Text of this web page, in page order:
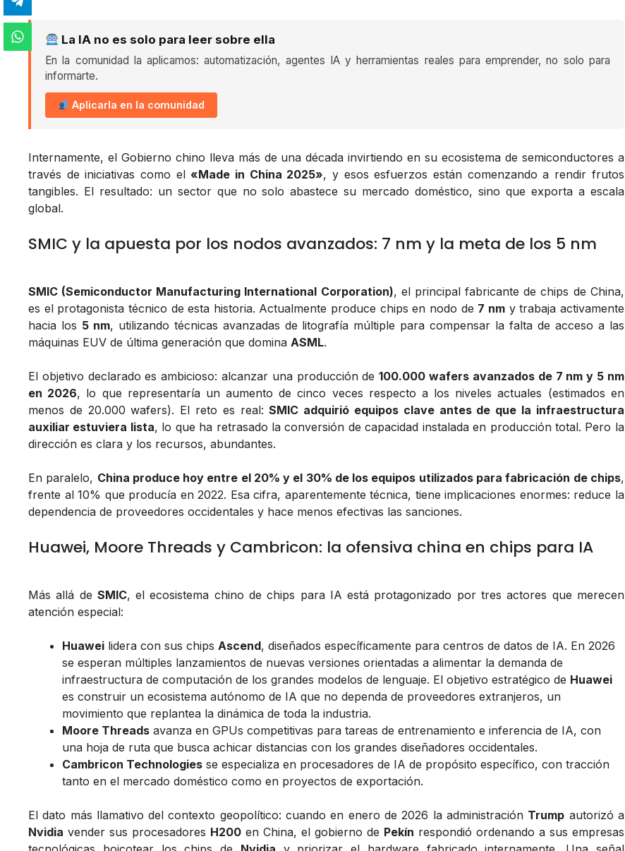
La IA no es solo para leer sobre ella
En la comunidad la aplicamos: automatización, agentes IA y herramientas reales para emprender, no solo para
informarte.
Aplicarla en la comunidad
Internamente, el Gobierno chino lleva más de una década invirtiendo en su ecosistema de semiconductores a
través de iniciativas como el «Made in China 2025», y esos esfuerzos están comenzando a rendir frutos
tangibles. El resultado: un sector que no solo abastece su mercado doméstico, sino que exporta a escala
global.
SMIC y la apuesta por los nodos avanzados: 7 nm y la meta de los 5 nm
SMIC (Semiconductor Manufacturing International Corporation), el principal fabricante de chips de China,
es el protagonista técnico de esta historia. Actualmente produce chips en nodo de 7 nmy trabaja activamente
hacia los 5 nm, utilizando técnicas avanzadas de litografía múltiple para compensar la falta de acceso a las
máquinas EUV de última generación que domina ASML.
El objetivo declarado es ambicioso: alcanzar una producción de100.000 wafers avanzados de 7 nm y 5 nm
en 2026, lo que representaría un aumento de cinco veces respecto a los niveles actuales (estimados en
menos de 20.000 wafers). El reto es real:SMIC adquirió equipos clave antes de que la infraestructura
auxiliar estuviera lista, lo que ha retrasado la conversión de capacidad instalada en producción total. Pero la
dirección es clara y los recursos, abundantes.
En paralelo, China produce hoy entre el 20% y el 30% de los equipos utilizados para fabricación de chips,
frente al 10% que producía en 2022. Esa cifra, aparentemente técnica, tiene implicaciones enormes: reduce la
dependencia de proveedores occidentales y hace menos efectivas las sanciones.
Huawei, Moore Threads y Cambricon: la ofensiva china en chips para IA
Más allá de SMIC, el ecosistema chino de chips para IA está protagonizado por tres actores que merecen
atención especial:
Huawei lidera con sus chips Ascend, diseñados específicamente para centros de datos de IA. En 2026
se esperan múltiples lanzamientos de nuevas versiones orientadas a alimentar la demanda de
infraestructura de computación de los grandes modelos de lenguaje. El objetivo estratégico de Huawei
es construir un ecosistema autónomo de IA que no dependa de proveedores extranjeros, un
movimiento que replantea la dinámica de toda la industria.
Moore Threads avanza en GPUs competitivas para tareas de entrenamiento e inferencia de IA, con
una hoja de ruta que busca achicar distancias con los grandes diseñadores occidentales.
Cambricon Technologies se especializa en procesadores de IA de propósito específico, con tracción
tanto en el mercado doméstico como en proyectos de exportación.
El dato más llamativo del contexto geopolítico: cuando en enero de 2026 la administración Trump autorizó a
Nvidia vender sus procesadores H200en China, el gobierno de Pekín respondió ordenando a sus empresas